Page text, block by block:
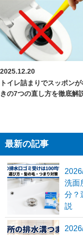
2025.12.20
トイレ詰まりでスッポンが
きの7つの直し方を徹底解
最新の記事
洗面
分？
説